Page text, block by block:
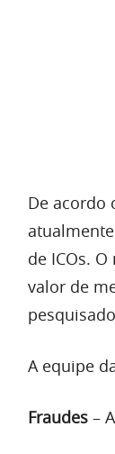
De acordo
de ICOs.
valor de
A equipe
Fraudes –